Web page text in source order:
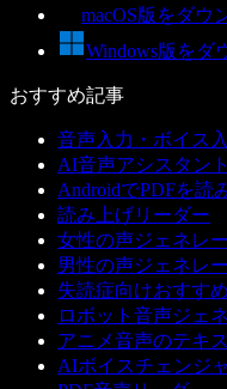
macOS版をダウ
Windows版をダ
おすすめ記事
音声入力・ボイス
AI音声アシスタント
AndroidでPDFを読
読み上げリーダー
女性の声ジェネレ
男性の声ジェネレ
失読症向けおすす
ロボット音声ジェ
アニメ音声のテキ
AIボイスチェンジ